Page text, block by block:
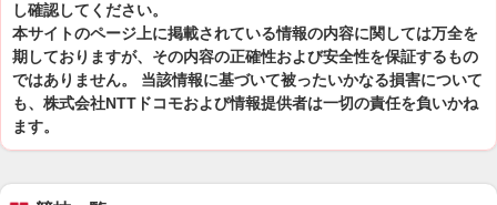
し確認してください。
本サイトのページ上に掲載されている情報の内容に関しては万全を
期しておりますが、その内容の正確性および安全性を保証するもの
ではありません。 当該情報に基づいて被ったいかなる損害について
も、株式会社NTTドコモおよび情報提供者は一切の責任を負いかね
ます。